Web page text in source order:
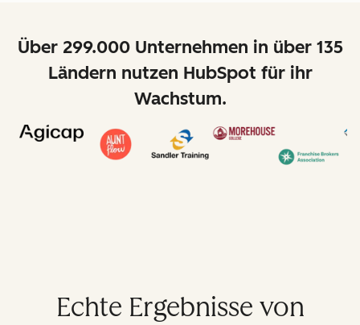
Über 299.000 Unternehmen in über 135
Ländern nutzen HubSpot für ihr
Wachstum.
Echte Ergebnisse von